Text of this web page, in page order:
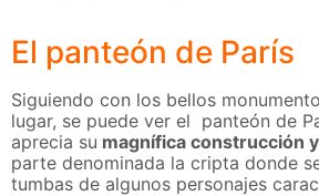
El panteón de París
Siguiendo con los bellos
lugar, se puede ver el panteón de
aprecia su magnífica construcción
parte denominada la cripta donde
tumbas de algunos personajes